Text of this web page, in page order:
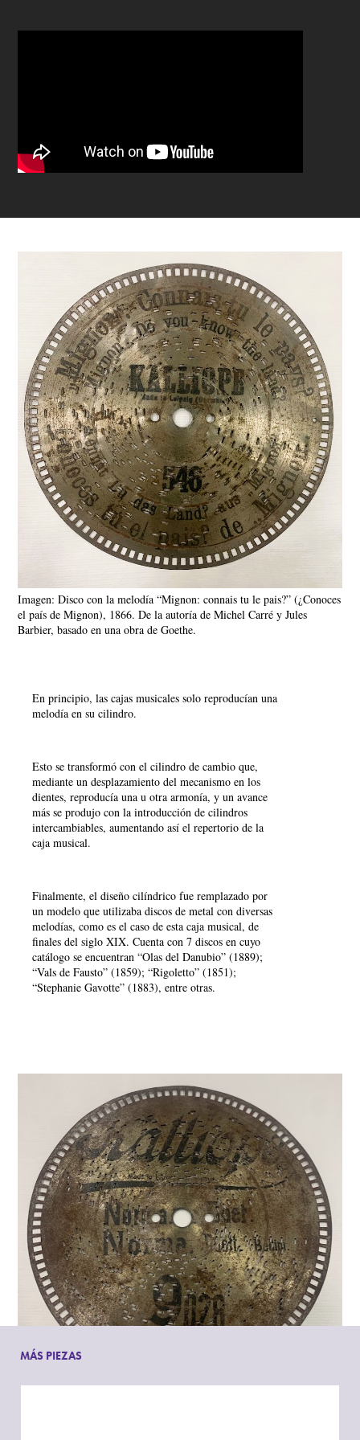
Imagen: Disco con la melodía “Mignon: connais tu le pais?” (¿Conoces
el país de Mignon), 1866. De la autoría de Michel Carré y Jules
Barbier, basado en una obra de Goethe.
En principio, las cajas musicales solo reproducían una
melodía en su cilindro.
Esto se transformó con el cilindro de cambio que,
mediante un desplazamiento del mecanismo en los
dientes, reproducía una u otra armonía, y un avance
más se produjo con la introducción de cilindros
intercambiables, aumentando así el repertorio de la
caja musical.
Finalmente, el diseño cilíndrico fue remplazado por
un modelo que utilizaba discos de metal con diversas
melodías, como es el caso de esta caja musical, de
finales del siglo XIX. Cuenta con 7 discos en cuyo
catálogo se encuentran “Olas del Danubio” (1889);
“Vals de Fausto” (1859); “Rigoletto” (1851);
“Stephanie Gavotte” (1883), entre otras.
MÁS PIEZAS